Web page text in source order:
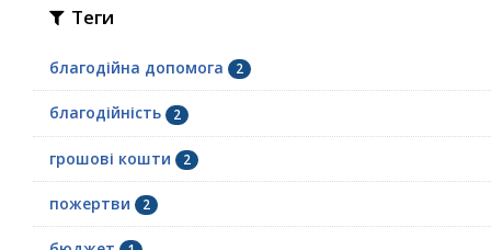
Теги
благодійна допомога 2
благодійність 2
грошові кошти 2
пожертви 2